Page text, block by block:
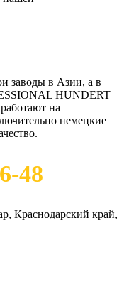
заводы в Азии, а в
HUNDERT
на
немецкие
48
Краснодарский край,